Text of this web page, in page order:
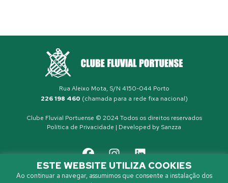
Rua Aleixo Mota, S/N 4150-044 Porto
226 198 460 (chamada para a rede fixa nacional)
Clube Fluvial Portuense © 2024 Todos os direitos reservados
Política de Privacidade | Developed by Sanzza
ESTE WEBSITE UTILIZA COOKIES
Ao continuar a navegar, assumimos que consente a instalação dos